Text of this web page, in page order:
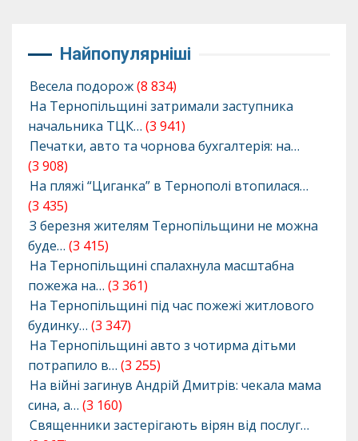
Найпопулярніші
Весела подорож(8 834)
На Тернопільщині затримали заступника
начальника ТЦК… (3 941)
Печатки, авто та чорнова бухгалтерія: на…
(3 908)
На пляжі “Циганка” в Тернополі втопилася…
(3 435)
З березня жителям Тернопільщини не можна
буде… (3 415)
На Тернопільщині спалахнула масштабна
пожежа на… (3 361)
На Тернопільщині під час пожежі житлового
будинку… (3 347)
На Тернопільщині авто з чотирма дітьми
потрапило в… (3 255)
На війні загинув Андрій Дмитрів: чекала мама
сина, а… (3 160)
Священники застерігають вірян від послуг…